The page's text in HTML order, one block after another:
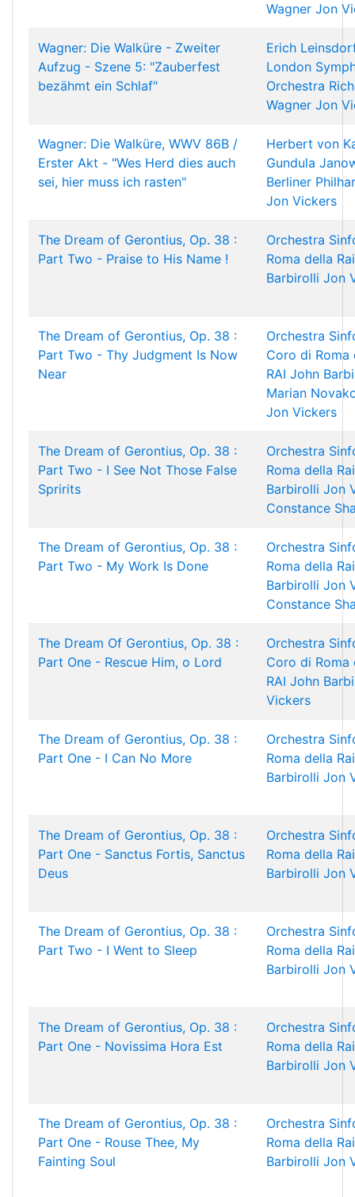
Wagner Jon
Wagner: Die Walküre - Zweiter
Aufzug - Szene 5: "Zauberfest
bezähmt ein Schlaf"
Erich
London
Orchestra
Wagner Jon
Wagner: Die Walküre, WWV 86B /
Erster Akt - "Wes Herd dies auch
sei, hier muss ich rasten"
Herbert von
Gundula
Berliner
Jon Vickers
The Dream of Gerontius, Op. 38 :
Part Two - Praise to His Name !
Orchestra
Roma della Rai
Barbirolli Jon
The Dream of Gerontius, Op. 38 :
Part Two - Thy Judgment Is Now
Near
Orchestra
Coro di Roma
RAI John
Marian
Jon Vickers
The Dream of Gerontius, Op. 38 :
Part Two - I See Not Those False
Spririts
Orchestra
Roma della Rai
Barbirolli Jon
Constance
The Dream of Gerontius, Op. 38 :
Part Two - My Work Is Done
Orchestra
Roma della Rai
Barbirolli Jon
Constance
The Dream Of Gerontius, Op. 38 :
Part One - Rescue Him, o Lord
Orchestra
Coro di Roma
RAI John
Vickers
The Dream of Gerontius, Op. 38 :
Part One - I Can No More
Orchestra
Roma della Rai
Barbirolli Jon
The Dream of Gerontius, Op. 38 :
Part One - Sanctus Fortis, Sanctus
Deus
Orchestra
Roma della Rai
Barbirolli Jon
The Dream of Gerontius, Op. 38 :
Part Two - I Went to Sleep
Orchestra
Roma della Rai
Barbirolli Jon
The Dream of Gerontius, Op. 38 :
Part One - Novissima Hora Est
Orchestra
Roma della Rai
Barbirolli Jon
The Dream of Gerontius, Op. 38 :
Part One - Rouse Thee, My
Fainting Soul
Orchestra
Roma della Rai
Barbirolli Jon